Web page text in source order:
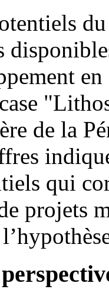
de la
qui
projets